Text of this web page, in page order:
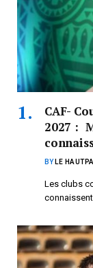
CAF-
2027 :
BY LE
Les clubs